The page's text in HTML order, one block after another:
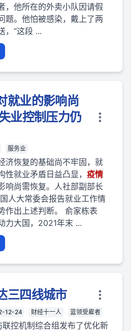
，他所在的外卖小队因请假
题。他怕被感染，戴上了两
，“这段 ...
就业的影响尚
业控制压力仍
服务业
济恢复的基础尚不牢固，就
就业矛盾日益凸显， 疫情
响尚需恢复。人社部副部长
人大常委会报告就业工作情
作出上述判断。 俞家栋表
力大国，2021年末 ...
三四线城市
12-24 财经十一人 蓝领受雇者
控机制综合组发布了优化新